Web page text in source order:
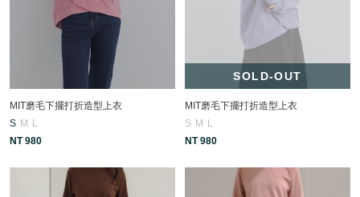
MIT磨毛下擺打折造型上衣
S M L
NT 980
SOLD-OUT
MIT磨毛下擺打折造型上衣
S M L
NT 980